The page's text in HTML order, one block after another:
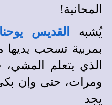
المجانية!
يشبه القديس
بمربية تسحب
الذي يتعلم
ومرات، حتى وإن
يجد